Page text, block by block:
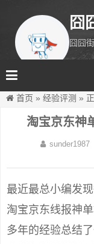
囧
囧囧
首页 » 经验评测 »
淘宝京东神
sunder1987
最近最总小编发
淘宝京东线报神
多年的经验总结